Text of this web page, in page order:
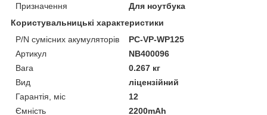
Призначення
Для ноутбука
Користувальницькі характеристики
P/N сумісних акумуляторів
PC-VP-WP125
Артикул
NB400096
Вага
0.267 кг
Вид
ліцензійний
Гарантія, міс
12
Ємність
2200mAh